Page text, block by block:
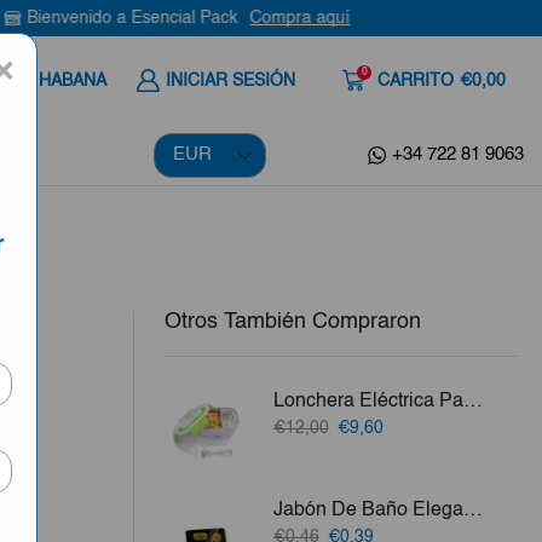
a Esencial Pack Compra aquí
A LA HABANA INICIAR SESIÓN 0 CARRITO €0,00
+34 722 81 9063
Otros También Compraron
Lonchera Eléctrica Para Calentar Alimento
€12,00 El
€12,00.
€9,60El
€9,60.
Jabón De Baño Elegance Negro Doxa 100g
€0,46 El
€0,39El